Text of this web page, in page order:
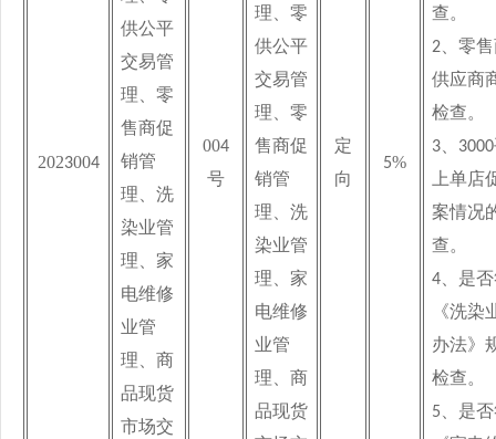
2023004
供公平
交易管
理、零
售商促
销管
理、洗
染业管
理、家
电维修
业管
理、商
品现货
市场交
004
号
理、零
供公平
交易管
理、零
售商促
销管
理、洗
染业管
理、家
电维修
业管
理、商
品现货
定
向
5%
查。
2、 零
供应商
检查。
3、 3000
上单店
案情况
查。
4、是
《洗染
办法》
检查。
5、是